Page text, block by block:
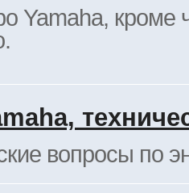
Yamaha, кроме
вопросы по